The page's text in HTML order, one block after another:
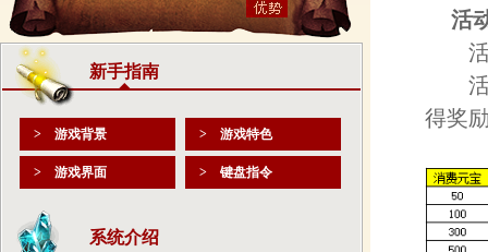
新手指南
> 游戏背景 > 游戏特色
> 游戏界面 > 键盘指令
系统介绍
活
活
活动
得奖